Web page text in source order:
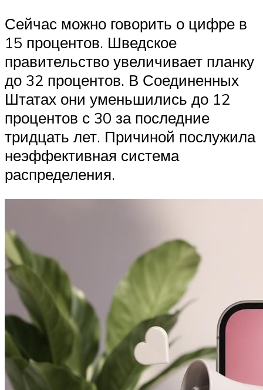
Сейчас можно говорить о цифре в
15 процентов. Шведское
правительство увеличивает планку
до 32 процентов. В Соединенных
Штатах они уменьшились до 12
процентов с 30 за последние
тридцать лет. Причиной послужила
неэффективная система
распределения.